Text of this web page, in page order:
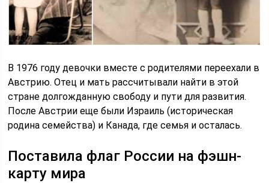
В 1976 году девочки вместе с родителями переехали в
Австрию. Отец и мать рассчитывали найти в этой
стране долгожданную свободу и пути для развития.
После Австрии еще были Израиль (историческая
родина семейства) и Канада, где семья и осталась.
Поставила флаг России на фэшн-
карту мира